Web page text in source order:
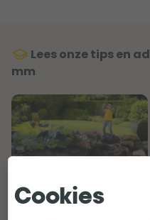
Lees onze tips en
mm
Welke waterbeestjes zitten
er in jouw vijver?
Cookies